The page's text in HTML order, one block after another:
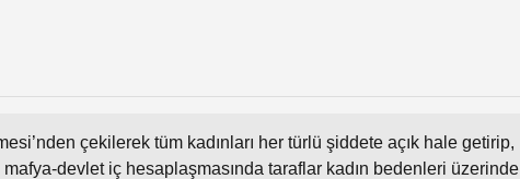
çekilerek tüm kadınları her türlü şiddete açık hale getirip,
devlet iç hesaplaşmasında taraflar kadın bedenleri üzerinde